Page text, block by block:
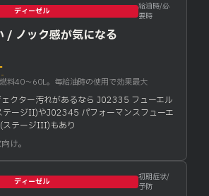
ディーゼル
給油時/必
要時
/ ノック感が気になる
料40〜60L。毎給油時の使用で効果最大
クター汚れがあるなら J02335 フューエル
テージII)やJ02345 パフォーマンスフューエ
ステージIII)もあり
け。
ディーゼル
初期症状/
予防